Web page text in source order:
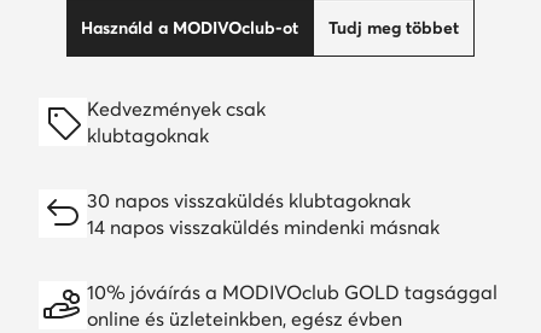
Használd a MODIVOclub-ot Tudj meg többet
Kedvezmények csak
klubtagoknak
30 napos visszaküldés klubtagoknak
14 napos visszaküldés mindenki másnak
10% jóváírás a MODIVOclub GOLD tagsággal
online és üzleteinkben, egész évben